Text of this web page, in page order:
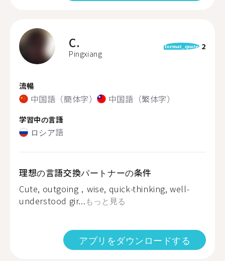
C.
Pingxiang
format_quote 2
流暢
中国語（簡体字） 中国語（繁体字）
学習中の言語
ロシア語
理想の言語交換パートナーの条件
Cute, outgoing，wise, quick-thinking, well-
understood gir...もっと見る
アプリをダウンロードする